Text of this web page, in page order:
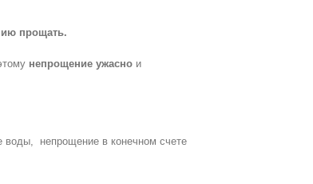
прощать.
непрощение ужасно и
воды, непрощение в конечном счете